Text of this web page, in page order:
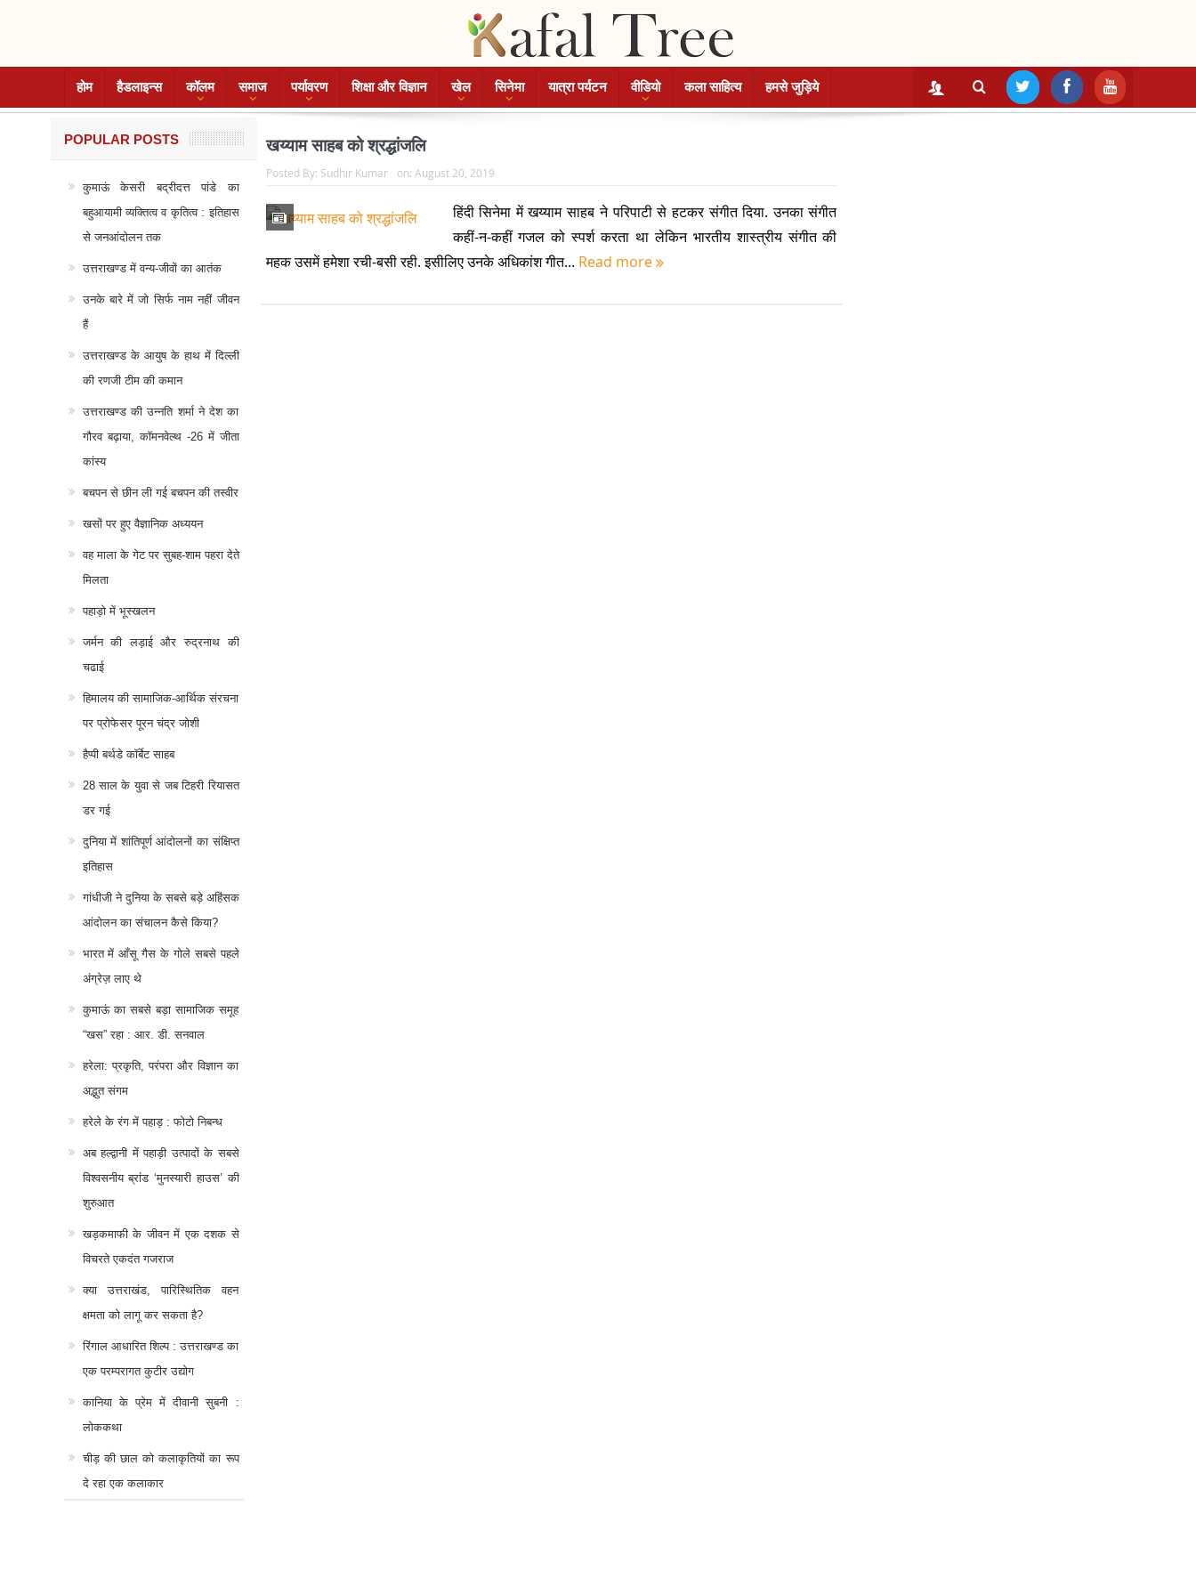
होम हैडलाइन्स कॉलम समाज पर्यावरण शिक्षा और विज्ञान खेल सिनेमा यात्रा पर्यटन वीडियो कला साहित्य हमसे जुड़िये
खय्याम साहब को श्रद्धांजलि
Posted By: Sudhir Kumar on: August 20, 2019
हिंदी सिनेमा में खय्याम साहब ने परिपाटी से हटकर संगीत दिया. उनका संगीत
कहीं-न-कहीं गजल को स्पर्श करता था लेकिन भारतीय शास्त्रीय संगीत की
महक उसमें हमेशा रची-बसी रही. इसीलिए उनके अधिकांश गीत... Read more
POPULAR POSTS
कुमाऊं केसरी बद्रीदत्त पांडे का
बहुआयामी व्यक्तित्व व कृतित्व : इतिहास
से जनआंदोलन तक
उत्तराखण्ड में वन्य-जीवों का आतंक
उनके बारे में जो सिर्फ नाम नहीं जीवन
हैं
उत्तराखण्ड के आयुष के हाथ में दिल्ली
की रणजी टीम की कमान
उत्तराखण्ड की उन्नति शर्मा ने देश का
गौरव बढ़ाया, कॉमनवेल्थ -26 में जीता
कांस्य
बचपन से छीन ली गई बचपन की तस्वीर
खसों पर हुए वैज्ञानिक अध्ययन
वह माला के गेट पर सुबह-शाम पहरा देते
मिलता
पहाड़ो में भूस्खलन
जर्मन की लड़ाई और रुद्रनाथ की
चढाई
हिमालय की सामाजिक-आर्थिक संरचना
पर प्रोफेसर पूरन चंद्र जोशी
हैप्पी बर्थडे कॉर्बेट साहब
28 साल के युवा से जब टिहरी रियासत
डर गई
दुनिया में शांतिपूर्ण आंदोलनों का संक्षिप्त
इतिहास
गांधीजी ने दुनिया के सबसे बड़े अहिंसक
आंदोलन का संचालन कैसे किया?
भारत में आँसू गैस के गोले सबसे पहले
अंग्रेज़ लाए थे
कुमाऊं का सबसे बड़ा सामाजिक समूह
“खस” रहा : आर. डी. सनवाल
हरेला: प्रकृति, परंपरा और विज्ञान का
अद्भुत संगम
हरेले के रंग में पहाड़ : फोटो निबन्ध
अब हल्द्वानी में पहाड़ी उत्पादों के सबसे
विश्वसनीय ब्रांड ‘मुनस्यारी हाउस’ की
शुरुआत
खड़कमाफी के जीवन में एक दशक से
विचरते एकदंत गजराज
क्या उत्तराखंड, पारिस्थितिक वहन
क्षमता को लागू कर सकता है?
रिंगाल आधारित शिल्प : उत्तराखण्ड का
एक परम्परागत कुटीर उद्योग
कानिया के प्रेम में दीवानी सुबनी :
लोककथा
चीड़ की छाल को कलाकृतियों का रूप
दे रहा एक कलाकार